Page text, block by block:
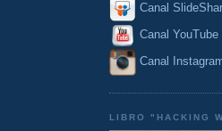
Canal
Canal
Canal
LIBRO "HACKING